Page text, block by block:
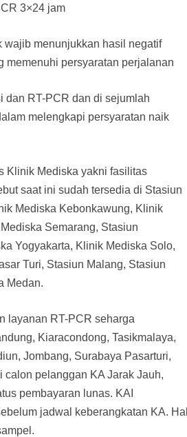
3×24 jam
wajib menunjukkan hasil negatif
memenuhi persyaratan perjalanan
dan RT-PCR dan di sejumlah
melengkapi persyaratan naik
Klinik Mediska yakni fasilitas
saat ini sudah tersedia di Stasiun
Mediska Kebonkawung, Klinik
Semarang, Stasiun
Yogyakarta, Klinik Mediska Solo,
Turi, Stasiun Malang, Stasiun
Medan.
layanan RT-PCR seharga
Kiaracondong, Tasikmalaya,
Jombang, Surabaya Pasarturi,
pelanggan KA Jarak Jauh,
pembayaran lunas. KAI
jadwal keberangkatan KA. Hal